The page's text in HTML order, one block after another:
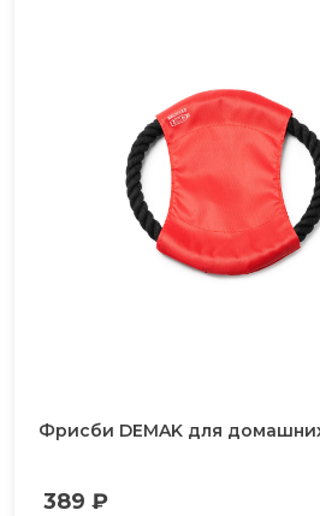
Фрисби DEMAK для
389 ₽